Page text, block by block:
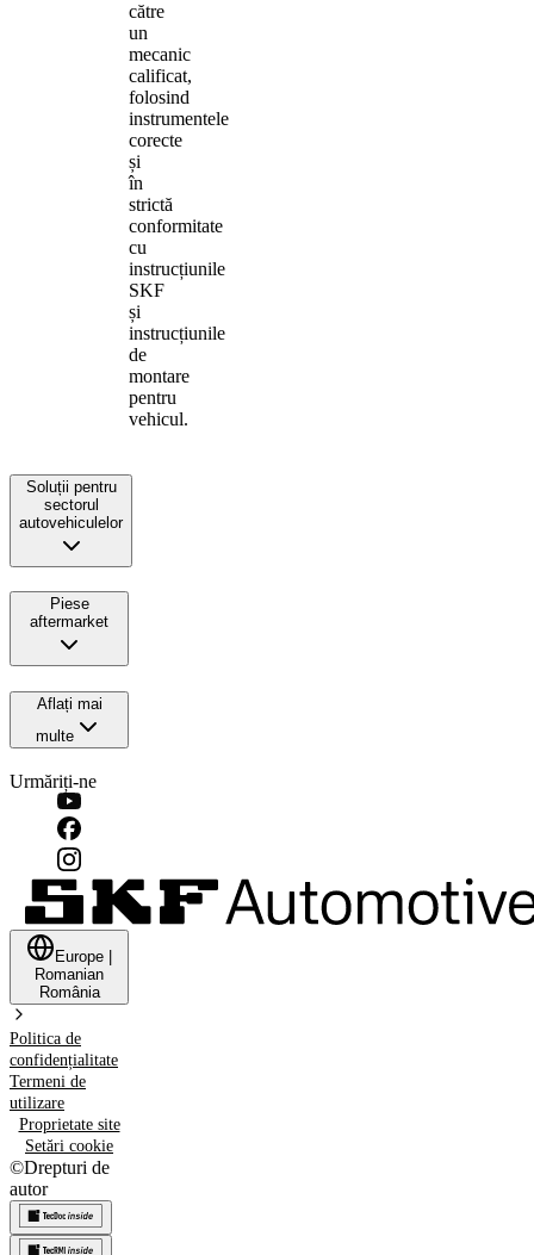
către
un
mecanic
calificat,
folosind
instrumentele
corecte
și
în
strictă
conformitate
cu
instrucțiunile
SKF
și
instrucțiunile
de
montare
pentru
vehicul.
Soluții pentru
sectorul
autovehiculelor
Piese
aftermarket
Aflați mai
multe
Urmăriți-ne
Europe
Romanian
România
Politica de
confidențialitate
Termeni de
utilizare
Proprietate site
Setări cookie
©Drepturi de
autor